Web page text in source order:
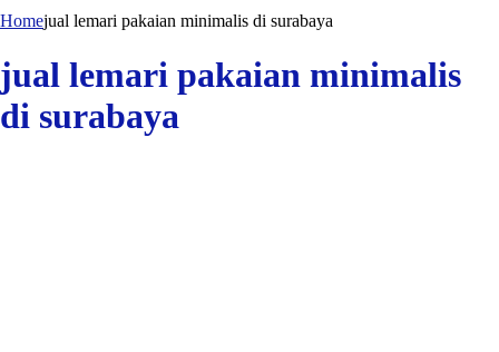
Homejual lemari pakaian minimalis di surabaya
jual lemari pakaian minimalis
di surabaya